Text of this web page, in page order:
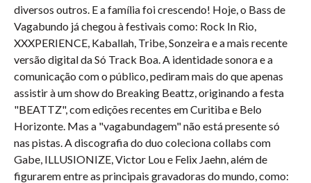
diversos outros. E a família foi crescendo! Hoje, o Bass de
Vagabundo já chegou à festivais como: Rock In Rio,
XXXPERIENCE, Kaballah, Tribe, Sonzeira e a mais recente
versão digital da Só Track Boa. A identidade sonora e a
comunicação com o público, pediram mais do que apenas
assistir à um show do Breaking Beattz, originando a festa
"BEATTZ", com edições recentes em Curitiba e Belo
Horizonte. Mas a "vagabundagem" não está presente só
nas pistas. A discografia do duo coleciona collabs com
Gabe, ILLUSIONIZE, Victor Lou e Felix Jaehn, além de
figurarem entre as principais gravadoras do mundo, como: